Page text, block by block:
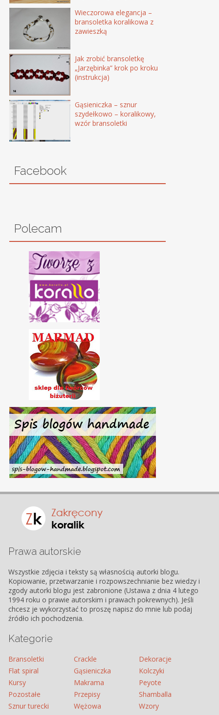
Wieczorowa elegancja –
bransoletka koralikowa z
zawieszką
Jak zrobić bransoletkę
„Jarzębinka” krok po kroku
(instrukcja)
Gąsieniczka – sznur
szydełkowo – koralikowy,
wzór bransoletki
Facebook
Polecam
Prawa autorskie
Wszystkie zdjęcia i teksty są własnością autorki blogu.
Kopiowanie, przetwarzanie i rozpowszechnianie bez wiedzy i
zgody autorki blogu jest zabronione (Ustawa z dnia 4 lutego
1994 roku o prawie autorskim i prawach pokrewnych). Jeśli
chcesz je wykorzystać to proszę napisz do mnie lub podaj
źródło ich pochodzenia.
Kategorie
Bransoletki Crackle
Dekoracje
Flat spiral
Gąsieniczka
Kolczyki
Kursy
Makrama
Peyote
Pozostałe
Przepisy
Shamballa
Sznur turecki
Wężowa Wzory